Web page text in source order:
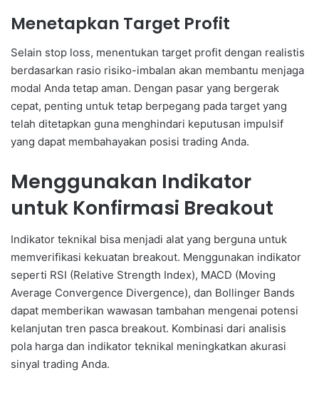
Menetapkan Target Profit
Selain stop loss, menentukan target profit dengan realistis
berdasarkan rasio risiko-imbalan akan membantu menjaga
modal Anda tetap aman. Dengan pasar yang bergerak
cepat, penting untuk tetap berpegang pada target yang
telah ditetapkan guna menghindari keputusan impulsif
yang dapat membahayakan posisi trading Anda.
Menggunakan Indikator
untuk Konfirmasi Breakout
Indikator teknikal bisa menjadi alat yang berguna untuk
memverifikasi kekuatan breakout. Menggunakan indikator
seperti RSI (Relative Strength Index), MACD (Moving
Average Convergence Divergence), dan Bollinger Bands
dapat memberikan wawasan tambahan mengenai potensi
kelanjutan tren pasca breakout. Kombinasi dari analisis
pola harga dan indikator teknikal meningkatkan akurasi
sinyal trading Anda.